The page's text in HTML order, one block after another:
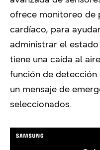
ofrece monitoreo de
cardíaco, para
administrar el
tiene una caída al
función de
un mensaje de
seleccionados.